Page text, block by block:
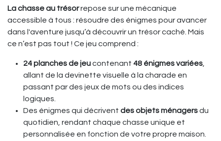
La chasse au trésorrepose sur une mécanique
accessible à tous : résoudre des énigmes pour avancer
dans l'aventure jusqu’à découvrir un trésor caché. Mais
ce n’est pas tout ! Ce jeu comprend :
24 planches de jeucontenant 48 énigmes variées
allant de la devinette visuelle à la charade en
passant par des jeux de mots ou des indices
logiques.
Des énigmes qui décrivent des objets ménagersdu
quotidien, rendant chaque chasse unique et
personnalisée en fonction de votre propre maison.